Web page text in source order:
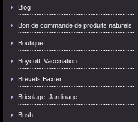
Blog
Bon de commande de produits naturels
Boutique
Boycott, Vaccination
Brevets Baxter
Bricolage, Jardinage
Bush